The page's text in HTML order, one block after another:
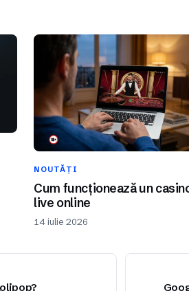
NOUTĂȚI
Cum funcționează un
live online
14 iulie 2026